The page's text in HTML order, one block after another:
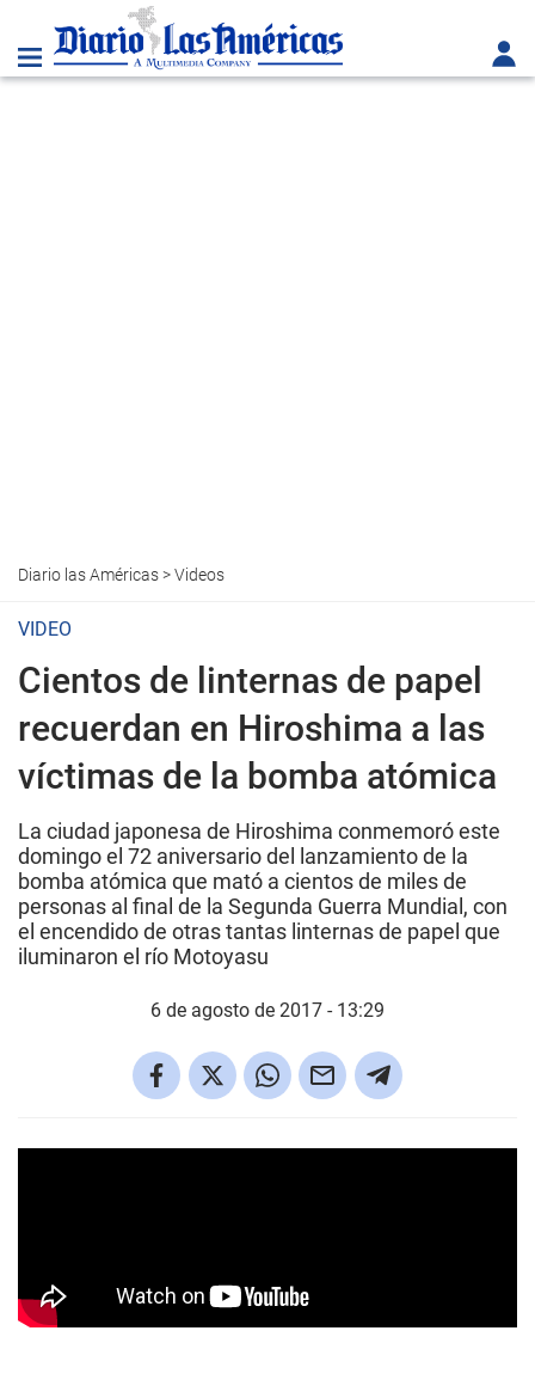
Diario las Américas>Videos
VIDEO
Cientos de linternas de papel
recuerdan en Hiroshima a las
víctimas de la bomba atómica
La ciudad japonesa de Hiroshima conmemoró este
domingo el 72 aniversario del lanzamiento de la
bomba atómica que mató a cientos de miles de
personas al final de la Segunda Guerra Mundial, con
el encendido de otras tantas linternas de papel que
iluminaron el río Motoyasu
6 de agosto de 2017 - 13:29